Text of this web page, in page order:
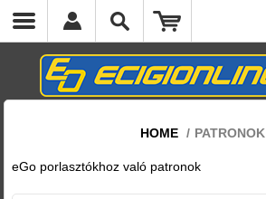
HOME / PATRONOK
eGo porlasztókhoz való patronok